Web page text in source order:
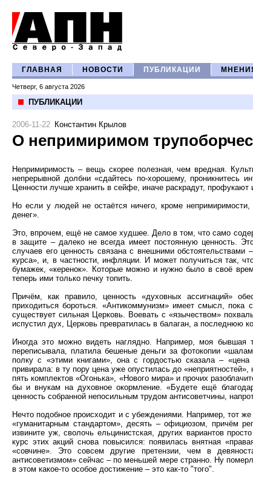
ГЛАВНАЯ НОВОСТИ ПУБЛИКАЦИИ
Четверг, 6 августа 2026
ПУБЛИКАЦИИ
2006-11-22 Константин Крылов
О непримиримом
Непримиримость – вещь скорее полезная, чем вредная.
непрерывной долбни «сдайтесь по-хорошему, проникнитесь
Ценности лучше хранить в сейфе, иначе раскрадут,
Но если у людей не остаётся ничего, кроме
денег».
Это, впрочем, ещё не самое худшее. Дело в том, что само
в защите – далеко не всегда имеет постоянную ценность.
случаев его ценность связана с внешними
курса», и, в частности, инфляции. И может получиться так,
бумажек, «керенок». Которые можно и нужно было в своё
теперь ими только печку топить.
Причём, как правило, ценность «духовных ассигнаций»
приходиться бороться. «Антикоммунизм» имеет смысл, пока
существует сильная Церковь. Воевать с «язычеством»
испустил дух, Церковь превратилась в балаган, а последнюю
Иногда это можно видеть наглядно. Например, моя бывшая
переписывала, платила бешеные деньги за фотокопии
полку с «этими книгами», она с гордостью сказала –
привирала: в ту пору цена уже опустилась до
пять комплектов «Огонька», «Нового мира» и прочих
бы и внукам на духовное окормление. «Будете ещё
ценность собранной непосильным трудом антисоветчины,
Нечто подобное происходит и с убеждениями. Например, тот
«гуманитарным стандартом», десять – официозом, причём
извините уж, сволочь ельцинистская, других вариантов
курс этих акций снова повысился: появилась внятная
«совчине». Это совсем другие претензии, чем в
антисоветизмом» сейчас – по меньшей мере странно. Ну
в этом какое-то особое достижение – это как-то "того".